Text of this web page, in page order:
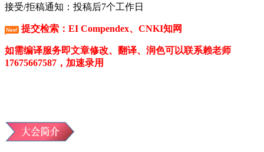
接受/拒稿通知：投稿后7个工作日
提交检索：EI Compendex、CNKI知网
如需编译服务即文章修改、翻译、润色可以联系赖老师
17675667587，加速录用